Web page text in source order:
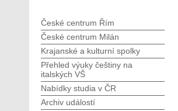
České centrum Řím
České centrum Milán
Krajanské a kulturní spolky
Přehled výuky češtiny na
italských VŠ
Nabídky studia v ČR
Archiv událostí